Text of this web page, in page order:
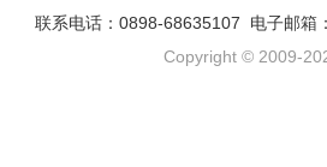
联系电话：0898-68635107 电子邮箱
Copyright © 2009-